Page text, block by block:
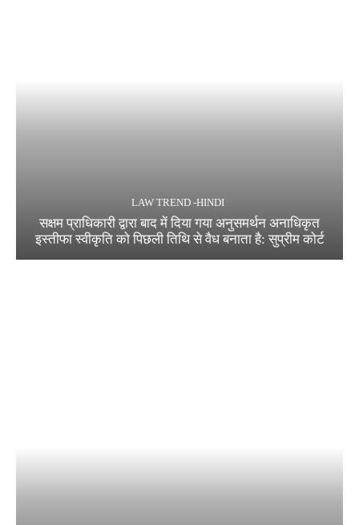
LAW TREND -HINDI
सक्षम प्राधिकारी द्वारा बाद में दिया गया अनुसमर्थन अनाधिकृत
इस्तीफा स्वीकृति को पिछली तिथि से वैध बनाता है: सुप्रीम कोर्ट